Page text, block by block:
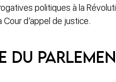
politiques à la
d’appel de justice.
du